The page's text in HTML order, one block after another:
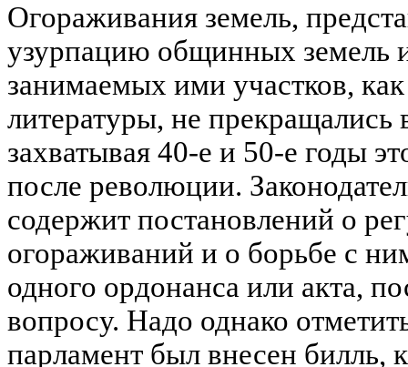
Огораживания земель,
узурпацию общинных земель
занимаемых ими участков,
литературы, не прекращались
захватывая 40-е и 50-е годы
после революции.
содержит постановлений о
огораживаний и о борьбе с
одного ордонанса или акта,
вопросу. Надо однако
парламент был внесен билль,